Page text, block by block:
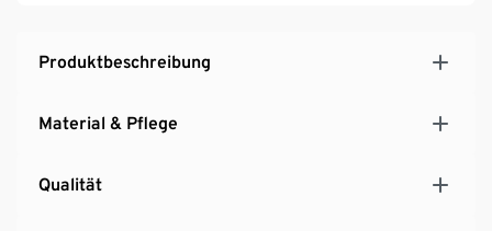
Produktbeschreibung
Material & Pflege
Qualität